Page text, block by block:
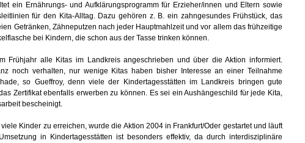
ein Ernährungs- und Aufklärungsprogramm für Erzieher/innen und Eltern sowie
für den Kita-Alltag. Dazu gehören z. B. ein zahngesundes Frühstück, das
Getränken, Zähneputzen nach jeder Hauptmahlzeit und vor allem das frühzeitige
bei Kindern, die schon aus der Tasse trinken können.
Frühjahr alle Kitas im Landkreis angeschrieben und über die Aktion informiert.
noch verhalten, nur wenige Kitas haben bisher Interesse an einer Teilnahme
so Gueffroy, denn viele der Kindertagesstätten im Landkreis bringen gute
Zertifikat ebenfalls erwerben zu können. Es sei ein Aushängeschild für jede Kita,
bescheinigt.
Kinder zu erreichen, wurde die Aktion 2004 in Frankfurt/Oder gestartet und läuft
in Kindertagesstätten ist besonders effektiv, da durch interdisziplinäre